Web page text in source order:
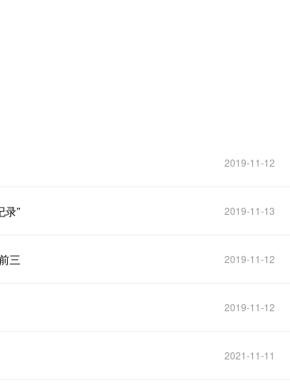
2019-11-12
录” 2019-11-13
三 2019-11-12
2019-11-12
2021-11-11